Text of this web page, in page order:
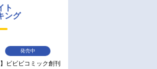
ト
ング
】ビビビコミック創刊
発売中